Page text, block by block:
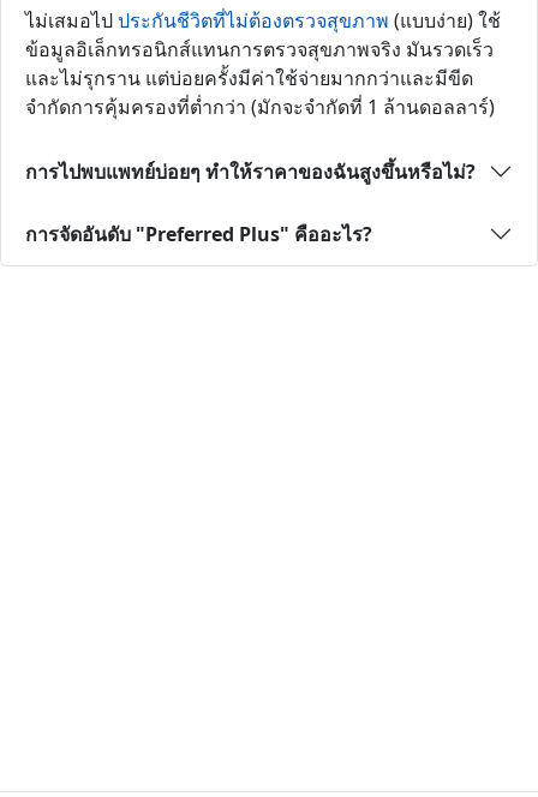
ไม่เสมอไปประกันชีวิตที่ไม่ต้องตรวจสุขภาพ (แบบง่าย) ใช้
ข้อมูลอิเล็กทรอนิกส์แทนการตรวจสุขภาพจริง มันรวดเร็ว
และไม่รุกราน แต่บ่อยครั้งมีค่าใช้จ่ายมากกว่าและมีขีด
จำกัดการคุ้มครองที่ต่ำกว่า (มักจะจำกัดที่ 1 ล้านดอลลาร์)
การไปพบแพทย์บ่อยๆ ทำให้ราคาของฉันสูงขึ้นหรือไม่?
การจัดอันดับ "Preferred Plus" คืออะไร?